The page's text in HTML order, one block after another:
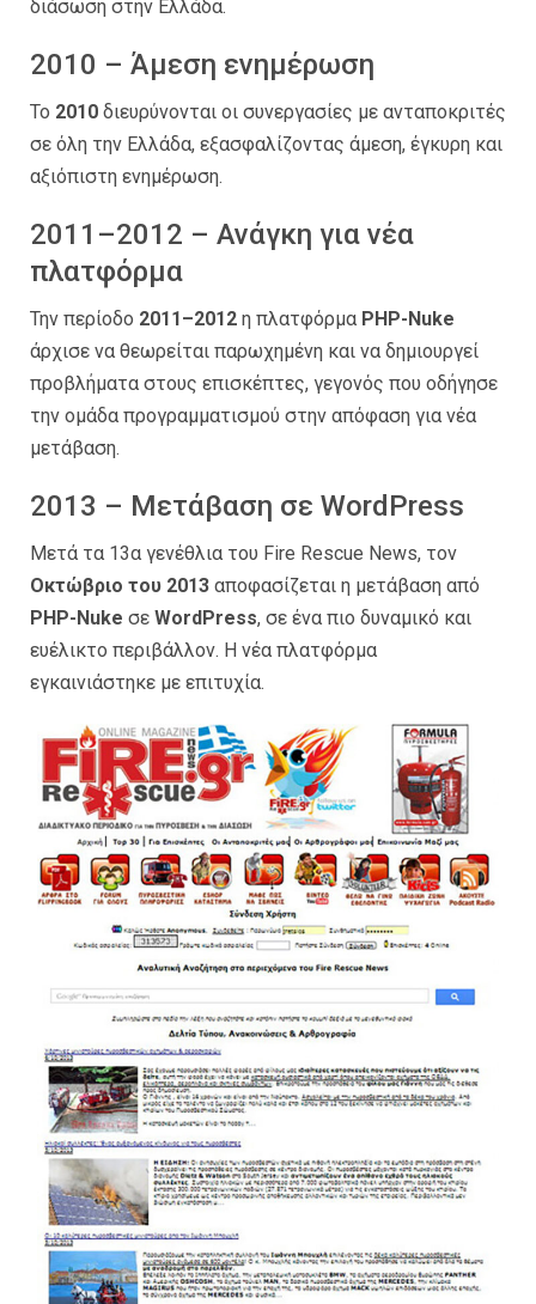
διάσωση στην Ελλάδα.
2010 – Άμεση ενημέρωση
Το 2010 διευρύνονται οι συνεργασίες με ανταποκριτές
σε όλη την Ελλάδα, εξασφαλίζοντας άμεση, έγκυρη και
αξιόπιστη ενημέρωση.
2011–2012 – Ανάγκη για νέα
πλατφόρμα
Την περίοδο 2011–2012 η πλατφόρμα PHP-Nuke
άρχισε να θεωρείται παρωχημένη και να δημιουργεί
προβλήματα στους επισκέπτες, γεγονός που οδήγησε
την ομάδα προγραμματισμού στην απόφαση για νέα
μετάβαση.
2013 – Μετάβαση σε WordPress
Μετά τα 13α γενέθλια του Fire Rescue News, τον
Οκτώβριο του 2013 αποφασίζεται η μετάβαση από
PHP-Nuke σε WordPress, σε ένα πιο δυναμικό και
ευέλικτο περιβάλλον. Η νέα πλατφόρμα
εγκαινιάστηκε με επιτυχία.